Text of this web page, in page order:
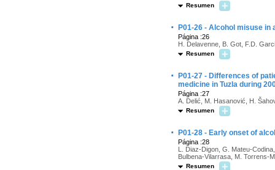
Resumen
· P01-26 - Alcohol misuse
Página :26
H. Delavenne, B. Got, F.D.
Resumen
·
P01-27 - Differences of
medicine in Tuzla during
Página :27
A. Delić, M. Hasanović, H.
Resumen
· P01-28 - Early onset of
Página :28
L. Diaz-Digon, G. Mateu-
Bulbena-Vilarrasa, M. Torrens-
Resumen